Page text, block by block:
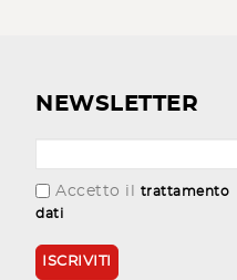
NEWSLETTER
Accetto il trattamento
dati